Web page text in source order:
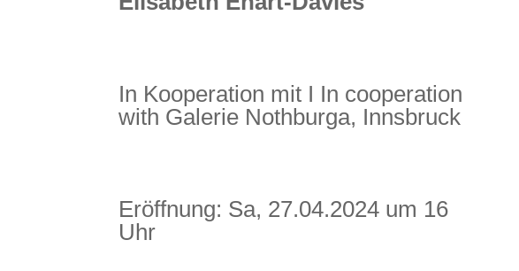
In Kooperation mit I In cooperation
with Galerie Nothburga, Innsbruck
Eröffnung: Sa, 27.04.2024 um 16
Uhr